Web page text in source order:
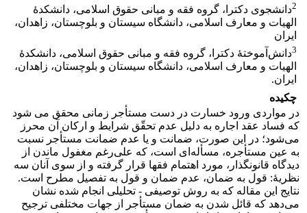
2دانشجوی دکترا، گروه فقه و مبانی حقوق اسلامی، دانشکدۀ
الهیات و معارف اسلامی، دانشگاه سیستان و بلوچستان، زاهدان،
ایران
3دانش‌آموختۀ دکترا، گروه فقه و مبانی حقوق اسلامی، دانشکدۀ
الهیات و معارف اسلامی، دانشگاه سیستان و بلوچستان، زاهدان،
ایران.
چکیده
در مواردی ورود خسارت در دست مستأجر زمانی محقق می شود
که فساد عقد اجاره به دلیل عدم تحقّق شرایط و ارکان آن محرز
می‌شود؛ در این صورت، ضمانت و یا عدم ضمانت مستأجر نسبت
به عین مستأجره، مسأله‌ای است، که علی‌رغم مغفول ماندن از
دیدگاه قانونگذار، مورد اهتمام فقها قرار گرفته و از سوی آنان سه
نظریۀ: قول به ضمان، عدم ضمان و قول به تفصیل مطرح است.
نتایج این مقاله که به روش توصیفی - تحلیلی انجام شده نشان
می‌دهد که قائل شدن به ضمان مستأجر از جهات مختلفی ترجیح